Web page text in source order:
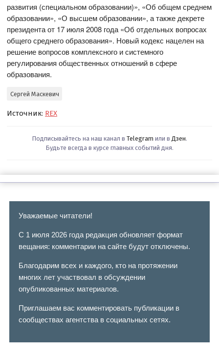
развития (специальном образовании)», «Об общем среднем
образовании», «О высшем образовании», а также декрете
президента от 17 июля 2008 года «Об отдельных вопросах
общего среднего образования». Новый кодекс нацелен на
решение вопросов комплексного и системного
регулирования общественных отношений в сфере
образования.
Сергей Маскевич
Источник: REX
Подписывайтесь на наш канал в Telegram или в Дзен.
Будьте всегда в курсе главных событий дня.
Уважаемые читатели!
С 1 июля 2026 года редакция обновляет формат
вещания: комментарии на сайте будут отключены.
Благодарим всех и каждого, кто на протяжении
многих лет участвовал в обсуждении
опубликованных материалов.
Приглашаем вас комментировать публикации в
сообществах агентства в социальных сетях.